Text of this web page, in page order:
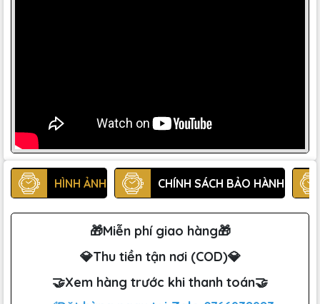
HÌNH ẢNH CHÍNH SÁCH BẢO HÀNH
🎁Miễn phí giao hàng🎁
💎Thu tiền tận nơi (COD)💎
🤝Xem hàng trước khi thanh toán🤝